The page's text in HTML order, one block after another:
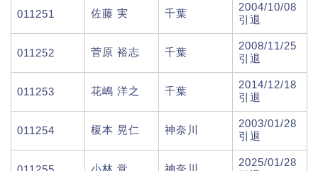
011251 佐藤 実 千葉
2004/10/08
引退
011252 菅原 裕志 千葉
2008/11/25
引退
011253 花嶋 洋之 千葉
2014/12/18
引退
011254 榎本 晃仁 神奈川
2003/01/28
引退
2025/01/28